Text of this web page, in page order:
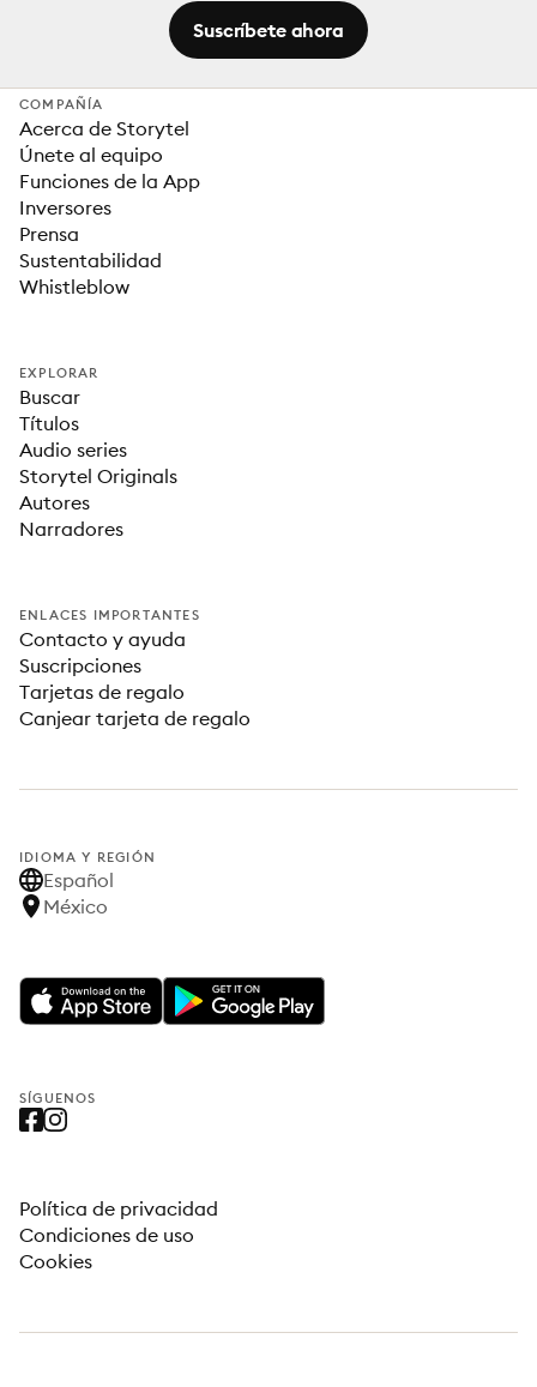
Suscríbete ahora
COMPAÑÍA
Acerca de Storytel
Únete al equipo
Funciones de la App
Inversores
Prensa
Sustentabilidad
Whistleblow
EXPLORAR
Buscar
Títulos
Audio series
Storytel Originals
Autores
Narradores
ENLACES IMPORTANTES
Contacto y ayuda
Suscripciones
Tarjetas de regalo
Canjear tarjeta de regalo
IDIOMA Y REGIÓN
Español
México
SÍGUENOS
Política de privacidad
Condiciones de uso
Cookies